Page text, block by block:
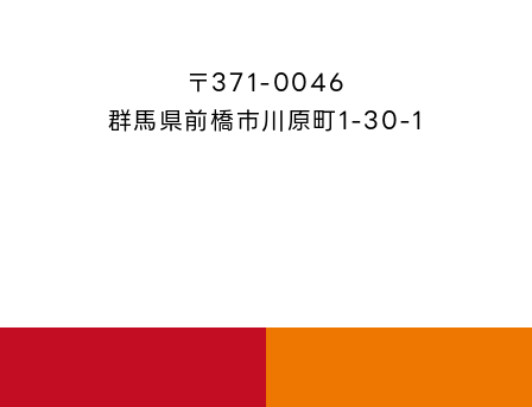
〒371-0046
群馬県前橋市川原町1-30-1